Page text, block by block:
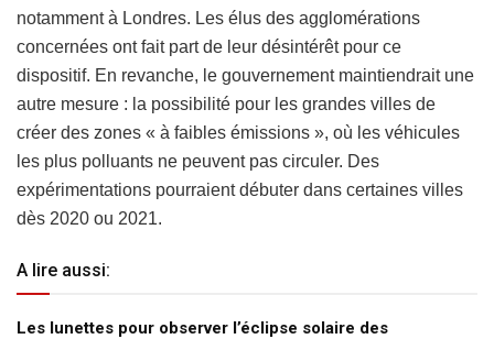
notamment à Londres. Les élus des agglomérations
concernées ont fait part de leur désintérêt pour ce
dispositif. En revanche, le gouvernement maintiendrait une
autre mesure : la possibilité pour les grandes villes de
créer des zones « à faibles émissions », où les véhicules
les plus polluants ne peuvent pas circuler. Des
expérimentations pourraient débuter dans certaines villes
dès 2020 ou 2021.
A lire aussi:
Les lunettes pour observer l’éclipse solaire des